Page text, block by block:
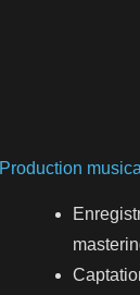
Production